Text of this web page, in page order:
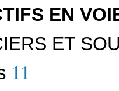
EN
ET
11